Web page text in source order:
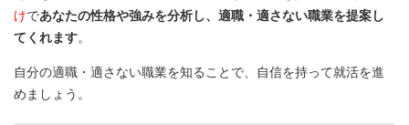
けであなたの性格や強みを分析し、適職・適さない職業を提案し
てくれます。
自分の適職・適さない職業を知ることで、自信を持って就活を進
めましょう。